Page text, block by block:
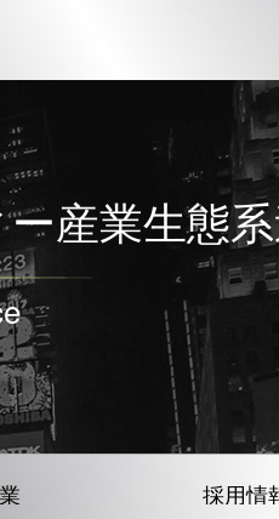
産業生態
採用情